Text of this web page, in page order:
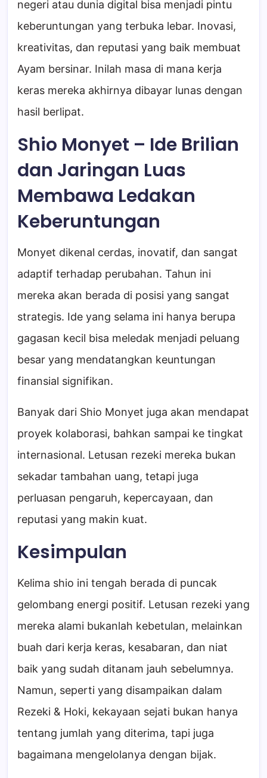
negeri atau dunia digital bisa menjadi pintu
keberuntungan yang terbuka lebar. Inovasi,
kreativitas, dan reputasi yang baik membuat
Ayam bersinar. Inilah masa di mana kerja
keras mereka akhirnya dibayar lunas dengan
hasil berlipat.
Shio Monyet – Ide Brilian
dan Jaringan Luas
Membawa Ledakan
Keberuntungan
Monyet dikenal cerdas, inovatif, dan sangat
adaptif terhadap perubahan. Tahun ini
mereka akan berada di posisi yang sangat
strategis. Ide yang selama ini hanya berupa
gagasan kecil bisa meledak menjadi peluang
besar yang mendatangkan keuntungan
finansial signifikan.
Banyak dari Shio Monyet juga akan mendapat
proyek kolaborasi, bahkan sampai ke tingkat
internasional. Letusan rezeki mereka bukan
sekadar tambahan uang, tetapi juga
perluasan pengaruh, kepercayaan, dan
reputasi yang makin kuat.
Kesimpulan
Kelima shio ini tengah berada di puncak
gelombang energi positif. Letusan rezeki yang
mereka alami bukanlah kebetulan, melainkan
buah dari kerja keras, kesabaran, dan niat
baik yang sudah ditanam jauh sebelumnya.
Namun, seperti yang disampaikan dalam
Rezeki & Hoki, kekayaan sejati bukan hanya
tentang jumlah yang diterima, tapi juga
bagaimana mengelolanya dengan bijak.